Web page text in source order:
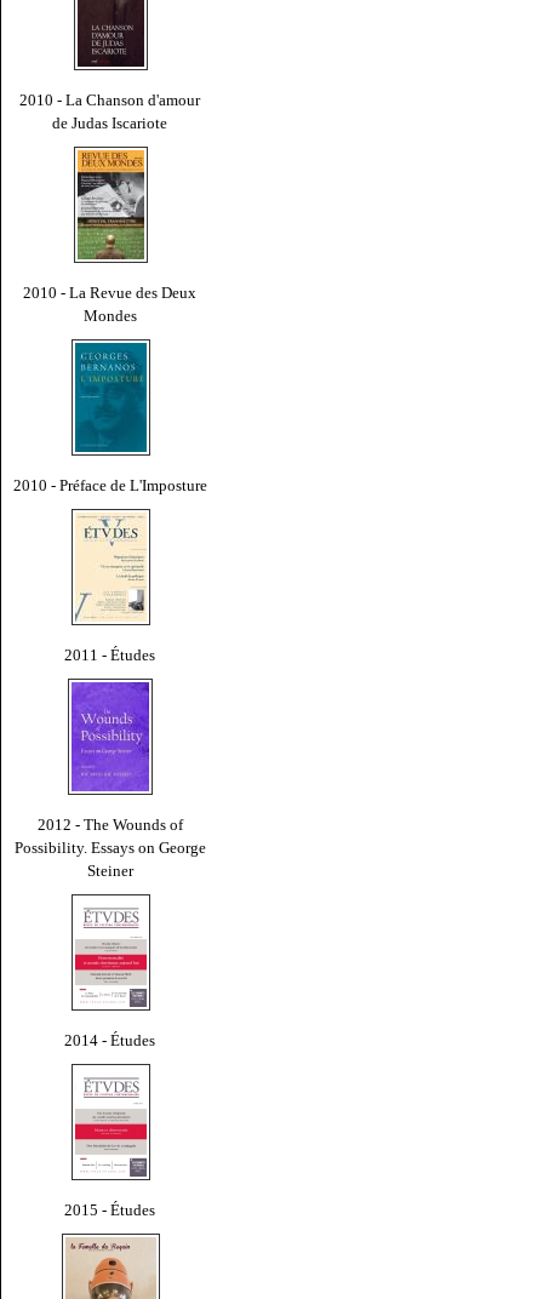
2010 - La Chanson d'amour
de Judas Iscariote
2010 - La Revue des Deux
Mondes
2010 - Préface de L'Imposture
2011 - Études
2012 - The Wounds of
Possibility. Essays on George
Steiner
2014 - Études
2015 - Études